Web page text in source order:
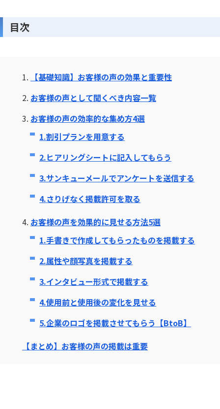
目次
1.
【基礎知識】お客様の声の効果と重要性
2. お客様の声として聞くべき内容一覧
3. お客様の声の効率的な集め方4選
1.割引プランを用意する
2.ヒアリングシートに記入してもらう
3.サンキューメールでアンケートを送信する
4.さりげなく掲載許可を取る
4. お客様の声を効果的に見せる方法5選
1.手書きで作成してもらったものを掲載する
2.属性や顔写真を掲載する
3.インタビュー形式で掲載する
4.使用前と使用後の変化を見せる
5.企業のロゴを掲載させてもらう【BtoB】
【まとめ】お客様の声の掲載は重要